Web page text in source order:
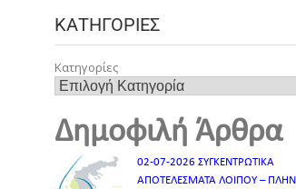
ΚΑΤΗΓΟΡΊΕΣ
Κατηγορίες
Δημοφιλή Άρθρα
02-07-2026 ΣΥΓΚΕΝΤΡΩΤΙΚΑ
ΑΠΟΤΕΛΕΣΜΑΤΑ ΛΟΙΠΟΥ – ΠΛΗΝ